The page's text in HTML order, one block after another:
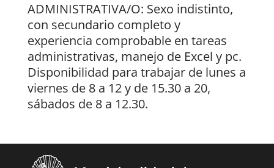
ADMINISTRATIVA/O: Sexo indistinto,
con secundario completo y
experiencia comprobable en tareas
administrativas, manejo de Excel y pc.
Disponibilidad para trabajar de lunes a
viernes de 8 a 12 y de 15.30 a 20,
sábados de 8 a 12.30.